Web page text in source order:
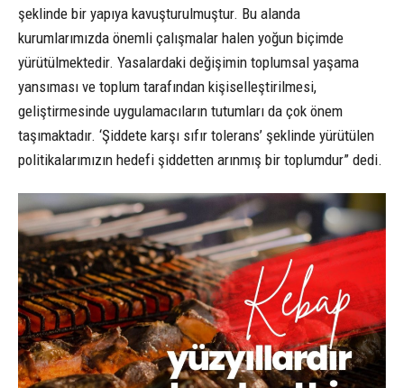
şeklinde bir yapıya kavuşturulmuştur. Bu alanda
kurumlarımızda önemli çalışmalar halen yoğun biçimde
yürütülmektedir. Yasalardaki değişimin toplumsal yaşama
yansıması ve toplum tarafından kişiselleştirilmesi,
geliştirmesinde uygulamacıların tutumları da çok önem
taşımaktadır. ‘Şiddete karşı sıfır tolerans’ şeklinde yürütülen
politikalarımızın hedefi şiddetten arınmış bir toplumdur” dedi.